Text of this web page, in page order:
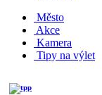
Město
Akce
Kamera
Tipy na výlet